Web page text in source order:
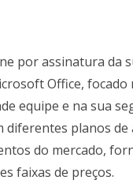
por assinatura da
Office,
equipe e na sua
diferentes planos
do mercado,
faixas de preços.